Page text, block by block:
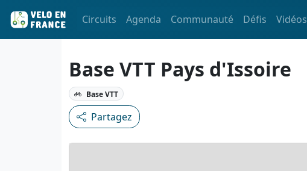
Circuits Agenda Communauté Défis Vidéos
Base VTT Pays d'Issoire
Base VTT
Partagez